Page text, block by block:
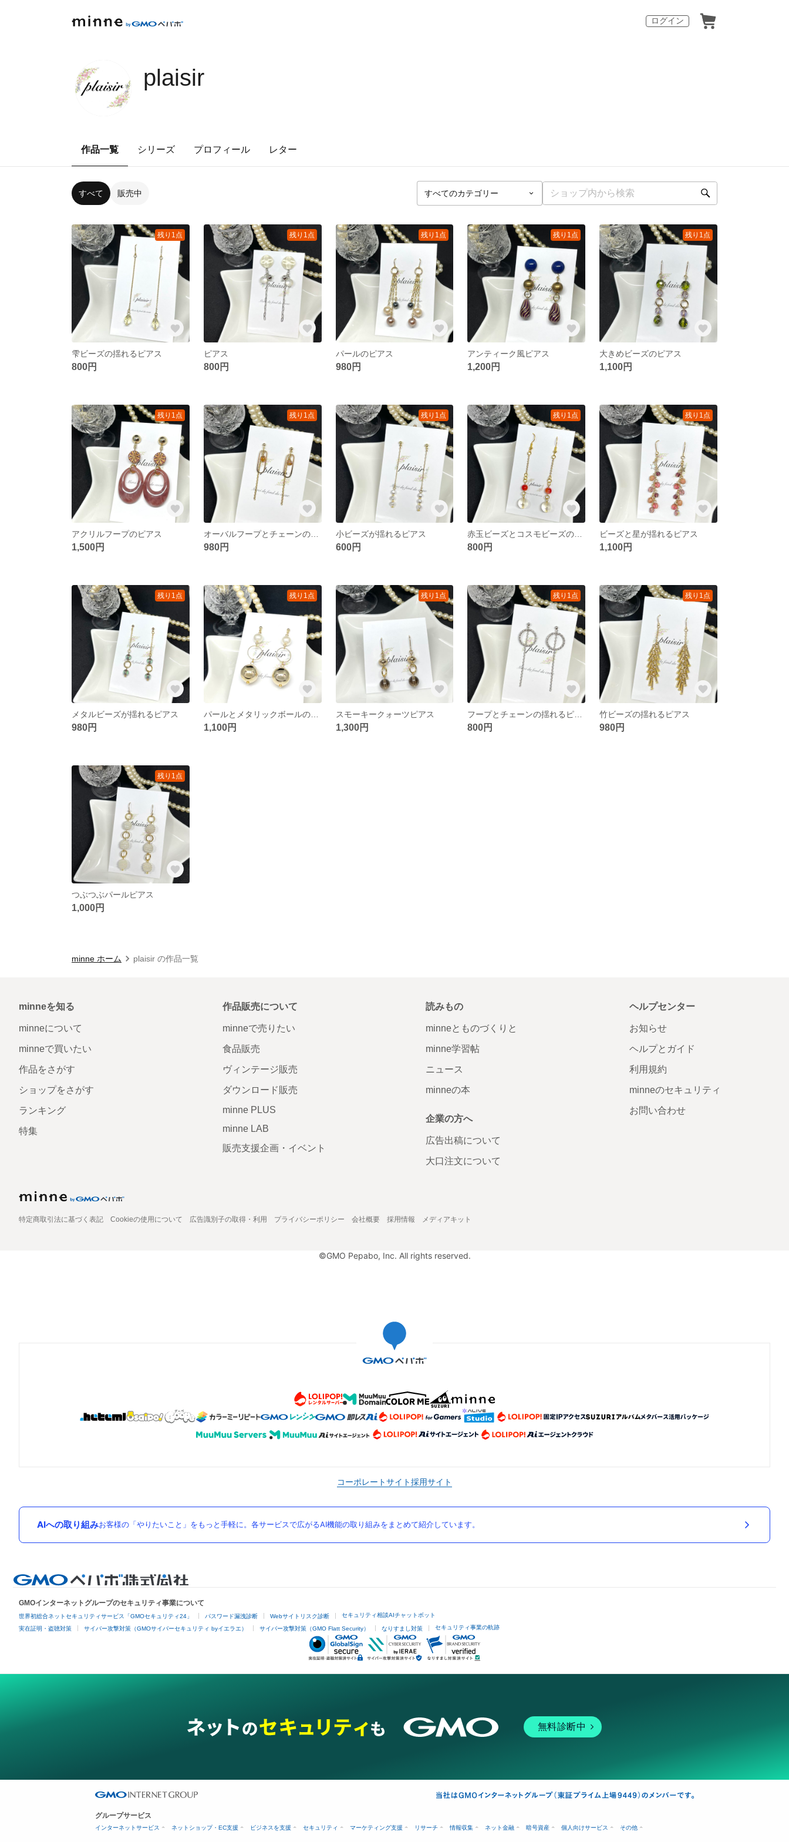
ログイン
plaisir
作品一覧 シリーズ プロフィール レター
すべて 販売中
残り1点
雫ビーズの揺れるピアス
800円
残り1点
ピアス
800円
残り1点
パールのピアス
980円
残り1点
アンティーク風ピアス
1,200円
残り1点
大きめビーズのピアス
1,100円
残り1点
アクリルフープのピアス
1,500円
残り1点
オーバルフープとチェーンのピアス
980円
残り1点
小ビーズが揺れるピアス
600円
残り1点
800円
残り1点
ビーズと星が揺れるピアス
1,100円
残り1点
メタルビーズが揺れるピアス
980円
残り1点
パールとメタリックボールのピアス
1,100円
残り1点
スモーキークォーツピアス
1,300円
残り1点
800円
残り1点
竹ビーズの揺れるピアス
980円
残り1点
つぶつぶパールピアス
1,000円
minne ホーム plaisir の作品一覧
minneを知る
minneについて
minneで買いたい
作品をさがす
ショップをさがす
ランキング
特集
作品販売について
minneで売りたい
食品販売
ヴィンテージ販売
ダウンロード販売
minne PLUS
minne LAB
販売支援企画・イベント
読みもの
minneとものづくりと
minne学習帖
ニュース
minneの本
企業の方へ
広告出稿について
大口注文について
ヘルプセンター
お知らせ
ヘルプとガイド
利用規約
minneのセキュリティ
お問い合わせ
特定商取引法に基づく表記 Cookieの使用について 広告識別子の取得・利用 プライバシーポリシー 会社概要 採用情報 メディアキット
©GMO Pepabo, Inc. All rights reserved.
コーポレートサイト採用サイト
AIへの取り組みお客様の「やりたいこと」をもっと手軽に。各サービスで広がるAI機能の取り組みをまとめて紹介しています。
GMOインターネットグループのセキュリティ事業について
世界初総合ネットセキュリティサービス「GMOセキュリティ24」 パスワード漏洩診断 Webサイトリスク診断 セキュリティ相談AIチャットボット
実在証明・盗聴対策 サイバー攻撃対策（GMOサイバーセキュリティ byイエラエ） サイバー攻撃対策（GMO Flatt Security） なりすまし対策 セキュリティ事業の軌跡
無料診断中
グループサービス
インターネットサービス ネットショップ・EC支援 ビジネスを支援 セキュリティ マーケティング支援 リサーチ 情報収集 ネット金融 暗号資産 個人向けサービス その他